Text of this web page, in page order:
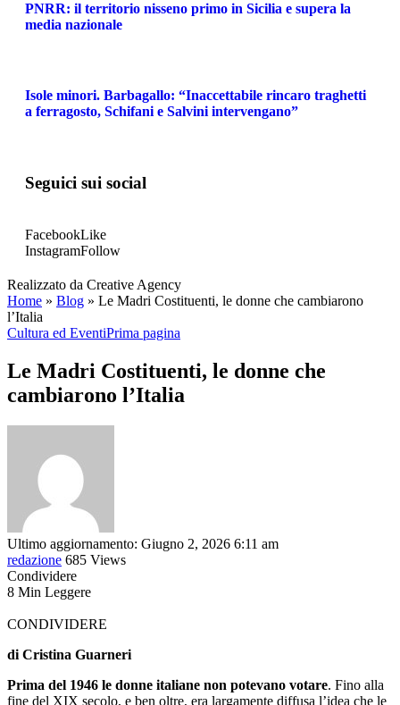
PNRR: il territorio nisseno primo in Sicilia e supera la
media nazionale
Isole minori. Barbagallo: “Inaccettabile rincaro traghetti
a ferragosto, Schifani e Salvini intervengano”
Seguici sui social
FacebookLike
InstagramFollow
Realizzato da Creative Agency
Home » Blog » Le Madri Costituenti, le donne che cambiarono
l’Italia
Cultura ed EventiPrima pagina
Le Madri Costituenti, le donne che
cambiarono l’Italia
Ultimo aggiornamento: Giugno 2, 2026 6:11 am
redazione 685 Views
Condividere
8 Min Leggere
CONDIVIDERE
di Cristina Guarneri
Prima del 1946 le donne italiane non potevano votare. Fino alla
fine del XIX secolo, e ben oltre, era largamente diffusa l’idea che le